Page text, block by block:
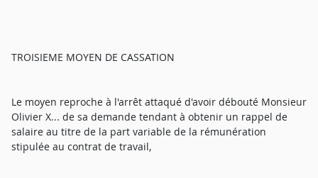
TROISIEME MOYEN DE CASSATION
Le moyen reproche à l'arrêt attaqué d'avoir débouté Monsieur
Olivier X... de sa demande tendant à obtenir un rappel de
salaire au titre de la part variable de la rémunération
stipulée au contrat de travail,